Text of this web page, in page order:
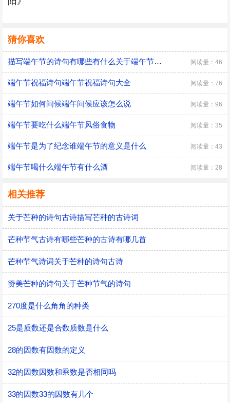
猜你喜欢
描写端午节的诗句有哪些有什么关于端午节的古诗 阅读量：46
端午节祝福诗句端午节祝福诗句大全 阅读量：76
端午节如何问候端午问候应该怎么说 阅读量：96
端午节要吃什么端午节风俗食物 阅读量：35
端午节是为了纪念谁端午节的意义是什么 阅读量：43
端午节喝什么端午节有什么酒 阅读量：28
相关推荐
关于芒种的诗句古诗描写芒种的古诗词
芒种节气古诗有哪些芒种的古诗有哪几首
芒种节气诗词关于芒种的诗句古诗
赞美芒种的诗句关于芒种节气的诗句
270度是什么角角的种类
25是质数还是合数质数是什么
28的因数有因数的定义
32的因数因数和乘数是否相同吗
33的因数33的因数有几个